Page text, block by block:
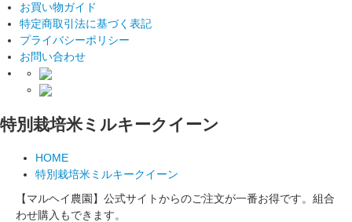
お買い物ガイド
特定商取引法に基づく表記
プライバシーポリシー
お問い合わせ
特別栽培米ミルキークイーン
HOME
特別栽培米ミルキークイーン
【マルヘイ農園】公式サイトからのご注文が一番お得です。組合
わせ購入もできます。